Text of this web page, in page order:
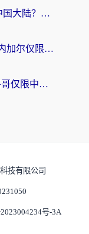
在海外看央视频世界杯仅限中国大陆？这篇指南帮你解锁中文解说+无卡顿直播
在海外看世界杯比利时 vs 塞内加尔仅限中国大陆？我找到了最流畅的中文解说之路
在国外看世界杯法国 VS 摩洛哥仅限中国大陆？海外党这样看中文解说赛事不卡顿
技有限公司
号-3A